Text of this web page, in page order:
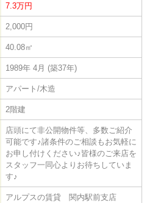
7.3万円
2,000円
40.08㎡
1989年 4月 (築37年)
アパート/木造
2階建
店頭にて非公開物件等、多数ご紹介
可能です♪諸条件のご相談もお気軽に
お申し付けください♪皆様のご来店を
スタッフ一同心よりお待ちしていま
す♪
アルプスの賃貸 関内駅前支店